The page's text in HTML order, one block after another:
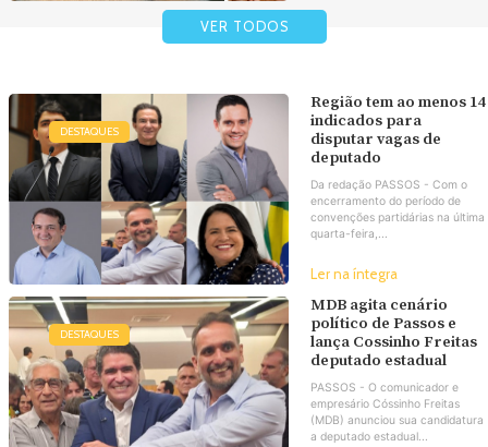
VER TODOS
DESTAQUES
Região tem ao menos 14
indicados para
disputar vagas de
deputado
Da redação PASSOS - Com o
encerramento do período de
convenções partidárias na última
quarta-feira,...
Ler na íntegra
DESTAQUES
MDB agita cenário
político de Passos e
lança Cossinho Freitas
deputado estadual
PASSOS - O comunicador e
empresário Cóssinho Freitas
(MDB) anunciou sua candidatura
a deputado estadual...